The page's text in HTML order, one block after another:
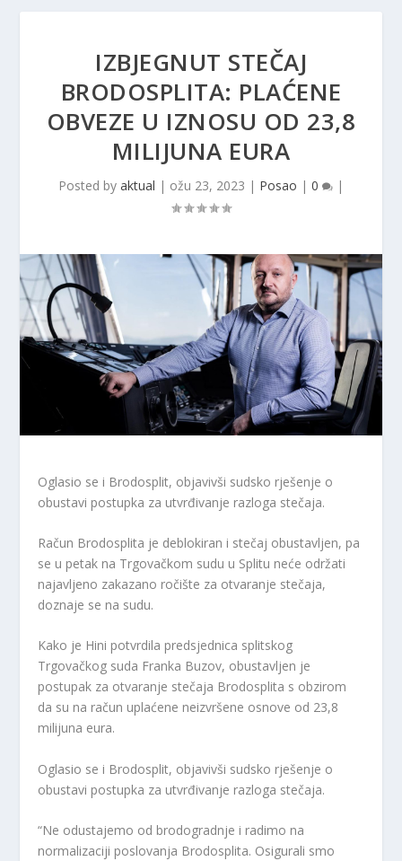
IZBJEGNUT STEČAJ
BRODOSPLITA: PLAĆENE
OBVEZE U IZNOSU OD 23,8
MILIJUNA EURA
Posted by aktual | ožu 23, 2023 | Posao | 0 |
Oglasio se i Brodosplit, objavivši sudsko rješenje o
obustavi postupka za utvrđivanje razloga stečaja.
Račun Brodosplita je deblokiran i stečaj obustavljen, pa
se u petak na Trgovačkom sudu u Splitu neće održati ​
najavljeno ​zakazano ročište za otvaranje stečaja,
doznaje se na sudu.
​​Kako je Hini potvrdila predsjednica splitskog
Trgovačkog suda Franka Buzov, obustavljen je
postupak za otvaranje stečaja Brodosplita s obzirom
da su na račun uplaćene neizvršene osnove od 23,8
milijuna eura.
Oglasio se i Brodosplit, objavivši sudsko rješenje o
obustavi postupka za utvrđivanje razloga stečaja.
“Ne odustajemo od brodogradnje i radimo na
normalizaciji poslovanja Brodosplita. Osigurali smo